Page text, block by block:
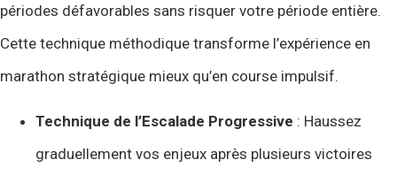
périodes défavorables sans risquer votre période entière.
Cette technique méthodique transforme l’expérience en
marathon stratégique mieux qu’en course impulsif.
Technique de l’Escalade Progressive : Haussez
graduellement vos enjeux après plusieurs victoires